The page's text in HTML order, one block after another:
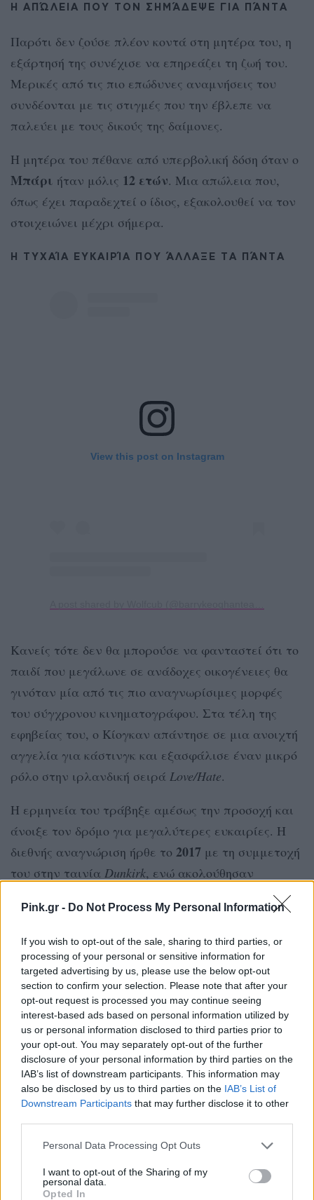
Pink.gr - Do Not Process My Personal Information
If you wish to opt-out of the sale, sharing to third parties, or
processing of your personal or sensitive information for
targeted advertising by us, please use the below opt-out
section to confirm your selection. Please note that after your
opt-out request is processed you may continue seeing
interest-based ads based on personal information utilized by
us or personal information disclosed to third parties prior to
your opt-out. You may separately opt-out of the further
disclosure of your personal information by third parties on the
IAB’s list of downstream participants. This information may
also be disclosed by us to third parties on the IAB’s List of
Downstream Participants that may further disclose it to other
Personal Data Processing Opt Outs
I want to opt-out of the Sharing of my
personal data.
Opted In
Η ΑΠΏΛΕΙΑ ΠΟΥ ΤΟΝ ΣΗΜΆΔΕΨΕ ΓΙΑ ΠΆΝΤΑ
Παρότι δεν ζούσε πλέον κοντά στη μητέρα του, η
εξάρτησή της συνέχισε να επηρεάζει τη ζωή του.
Μερικές από τις πιο επώδυνες αναμνήσεις του
συνδέονται με τις στιγμές που την έβλεπε να
παλεύει με τους δικούς της δαίμονες.
Η μητέρα του πέθανε από υπερβολική δόση όταν ο
Μπάρι ήταν μόλις 12 ετών. Μια απώλεια που,
όπως έχει παραδεχτεί ο ίδιος, εξακολουθεί να τον
στοιχειώνει μέχρι σήμερα.
Η ΤΥΧΑΊΑ ΕΥΚΑΙΡΊΑ ΠΟΥ ΆΛΛΑΞΕ ΤΑ ΠΆΝΤΑ
View this post on Instagram
Κανείς τότε δεν θα μπορούσε να φανταστεί ότι το
παιδί που μεγάλωνε σε ανάδοχες οικογένειες θα
γινόταν μία από τις πιο αναγνωρίσιμες μορφές
του σύγχρονου κινηματογράφου. Στα τέλη της
εφηβείας του, ο Κίογκαν απάντησε σε μια ανοιχτή
αγγελία για κάστινγκ και εξασφάλισε έναν μικρό
ρόλο στην ιρλανδική σειρά Love/Hate.
Η ερμηνεία του τράβηξε αμέσως την προσοχή και
άνοιξε τον δρόμο για μεγαλύτερες ευκαιρίες. Η
διεθνής αναγνώριση ήρθε το 2017 με τη συμμετοχή
του στην ταινία Dunkirk, ενώ ακολούθησαν
σημαντικοί ρόλοι που τον καθιέρωσαν ως έναν από
τους πιο περιζήτητους ηθοποιούς της εποχής του.
ΟΙ ΠΛΗΓΈΣ ΠΟΥ ΔΕΝ ΣΒΉΝΟΥΝ
Παρά την επιτυχία, οΜπάρι Κίογκανέχει
μιλήσει ανοιχτά για τις δυσκολίες που συνεχίζει
να αντιμετωπίζει. Όπως έχει παραδεχτεί, η
παιδική του ηλικία του άφησε βαθιά ζητήματα
εμπιστοσύνης, τα οποία εξακολουθεί να
επεξεργάζεται μέσα από ψυχοθεραπεία.
Η ιστορία του αποτελεί υπενθύμιση ότι πίσω από
τη λάμψη και τη δημοσιότητα συχνά κρύβονται
αδιανόητες δυσκολίες. Και στην περίπτωσή του, η